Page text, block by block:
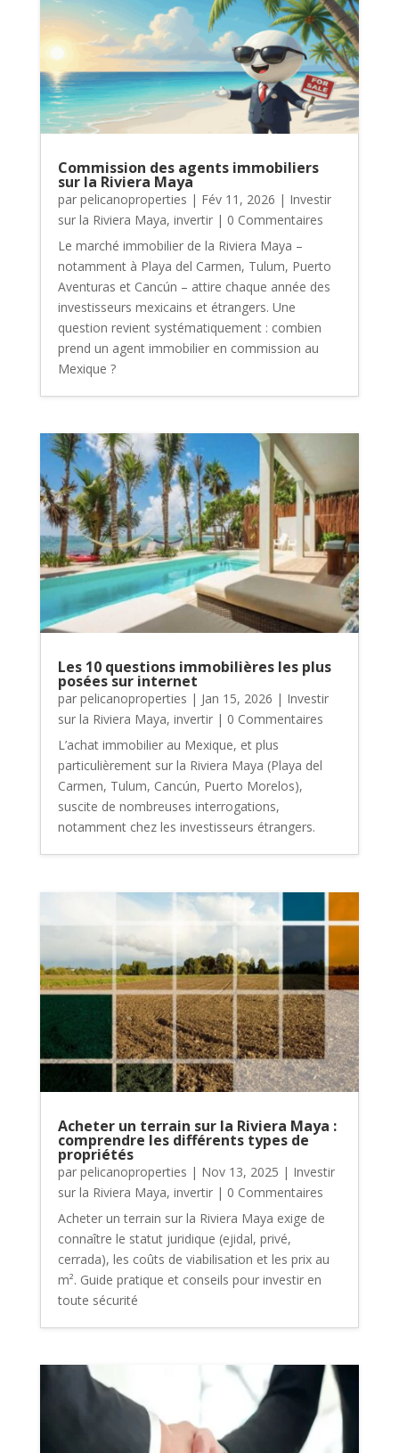
Commission des agents immobiliers
sur la Riviera Maya
par pelicanoproperties | Fév 11, 2026 | Investir
sur la Riviera Maya, invertir| 0 Commentaires
Le marché immobilier de la Riviera Maya –
notamment à Playa del Carmen, Tulum, Puerto
Aventuras et Cancún – attire chaque année des
investisseurs mexicains et étrangers. Une
question revient systématiquement : combien
prend un agent immobilier en commission au
Mexique ?
Les 10 questions immobilières les plus
posées sur internet
par pelicanoproperties | Jan 15, 2026 | Investir
sur la Riviera Maya, invertir| 0 Commentaires
L’achat immobilier au Mexique, et plus
particulièrement sur la Riviera Maya (Playa del
Carmen, Tulum, Cancún, Puerto Morelos),
suscite de nombreuses interrogations,
notamment chez les investisseurs étrangers.
Acheter un terrain sur la Riviera Maya :
comprendre les différents types de
propriétés
par pelicanoproperties | Nov 13, 2025 | Investir
sur la Riviera Maya, invertir| 0 Commentaires
Acheter un terrain sur la Riviera Maya exige de
connaître le statut juridique (ejidal, privé,
cerrada), les coûts de viabilisation et les prix au
m². Guide pratique et conseils pour investir en
toute sécurité